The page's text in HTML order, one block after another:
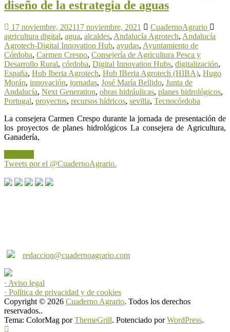
diseño de la estrategia de aguas
17 noviembre, 202117 noviembre, 2021
CuadernoAgrario
agricultura digital, agua, alcaldes, Andalucía Agrotech, Andalucía
Agrotech-Digital Innovation Hub, ayudas, Ayuntamiento de
Córdoba, Carmen Crespo, Consejería de Agricultura Pesca y
Desarrollo Rural, córdoba, Digital Innovation Hubs, digitalización,
España, Hub Iberia Agrotech, Hub IBeria Agrotech (HIBA), Hugo
Morán, innovación, jornadas, José María Bellido, Junta de
Andalucía, Next Generation, obras hidráulicas, planes hidrológicos,
Portugal, proyectos, recursos hídricos, sevilla, Tecnocórdoba
La consejera Carmen Crespo durante la jornada de presentación de
los proyectos de planes hidrológicos La consejera de Agricultura,
Ganadería,
Tweets por el @CuadernoAgrario.
redaccion@cuadernoagrario.com
· Aviso legal
· Política de privacidad y de cookies
Copyright © 2026 Cuaderno Agrario. Todos los derechos
reservados..
Tema: ColorMag porThemeGrill. Potenciado porWordPress.